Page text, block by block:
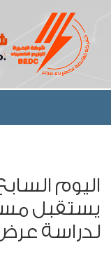
اليوم
يستقبل
لدراسة